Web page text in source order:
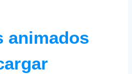
animados